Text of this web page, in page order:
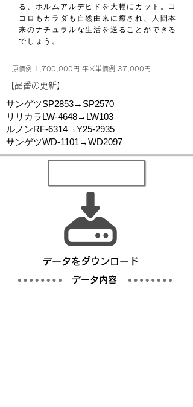
る、ホルムアルデヒドを大幅にカット。コ
コロもカラダも自然由来に癒され、人間本
来のナチュラルな生活を送ることができる
でしょう。
原価例 1,700,000円 平米単価例 37,000円
​【品番の更新】
サンゲツSP2853→SP2570
リリカラLW-4648→LW103
ルノンRF-6314→Y25-2935
サンゲツWD-1101→WD2097
​データをダウンロード
​データ内容